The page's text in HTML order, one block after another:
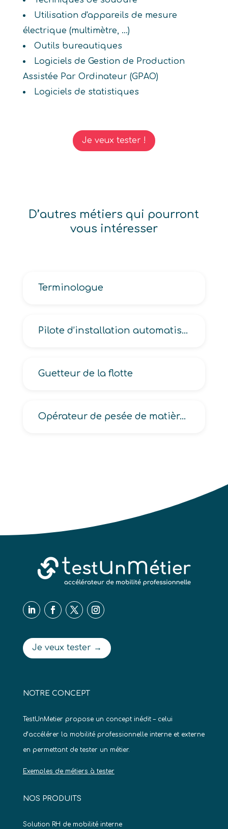
Utilisation d'appareils de mesure
électrique (multimètre, ...)
Outils bureautiques
Logiciels de Gestion de Production
Assistée Par Ordinateur (GPAO)
Logiciels de statistiques
Je veux tester !
D’autres métiers qui pourront
vous intéresser
Terminologue
Pilote d’installation automatisée de l’industrie du béton, en matériaux de construction
Guetteur de la flotte
Opérateur de pesée de matières
Je veux tester →
NOTRE CONCEPT
TestUnMetier propose un concept inédit – celui
d’accélérer la mobilité professionnelle interne et externe
en permettant de tester un métier.
Exemples de métiers à tester
NOS PRODUITS
Solution RH de mobilité interne